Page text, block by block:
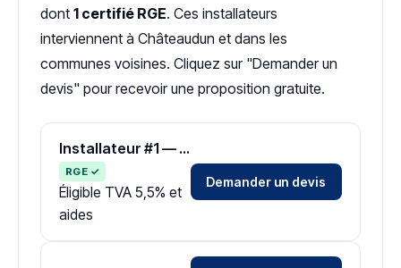
dont 1 certifié RGE. Ces installateurs
interviennent à Châteaudun et dans les
communes voisines. Cliquez sur "Demander un
devis" pour recevoir une proposition gratuite.
Installateur #1 — Zone Eure-et-Loir
RGE ✓
Éligible TVA 5,5% et
aides
Demander un devis